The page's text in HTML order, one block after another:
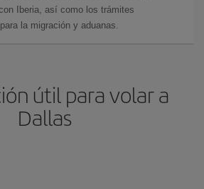
Iberia, así como los trámites
la migración y aduanas.
útil para volar a
Dallas